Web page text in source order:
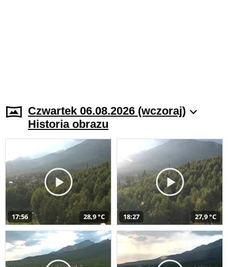
Czwartek 06.08.2026 (wczoraj)
Historia obrazu
17:56 28,9 °C 18:27 27,9 °C